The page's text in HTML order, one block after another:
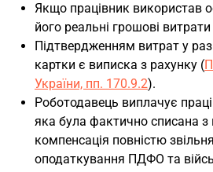
Якщо працівник використав
його реальні грошові
Підтвердженням витрат у
картки є виписка з рахунку (
України, пп. 170.9.2).
Роботодавець виплачує
яка була фактично списана з
компенсація повністю
оподаткування ПДФО та